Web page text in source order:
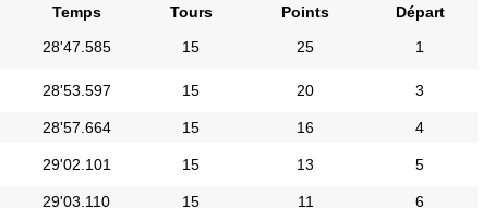
Temps Tours Points
Départ
28'47.585 15 25 1
28'53.597 15 20 3
28'57.664 15 16 4
29'02.101 15 13 5
29'03.110 15 11 6